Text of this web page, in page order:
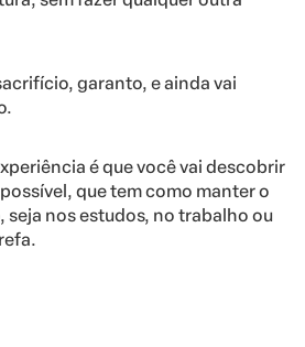
garanto, e ainda vai
é que você vai descobrir
que tem como manter o
nos estudos, no trabalho ou